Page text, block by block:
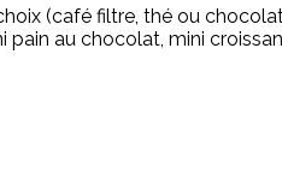
(café filtre, thé ou
pain au chocolat, mini